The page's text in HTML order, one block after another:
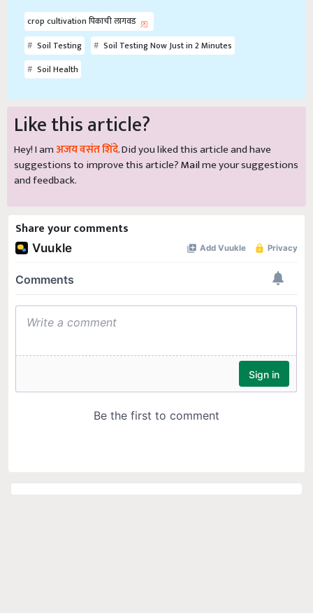
crop cultivation पिकाची लागवड
Soil Testing
Soil Testing Now Just in 2 Minutes
Soil Health
Like this article?
Hey! I amअजय वसंत शिंदे. Did you liked this article and have
suggestions to improve this article?Mailme your suggestions
and feedback.
Share your comments